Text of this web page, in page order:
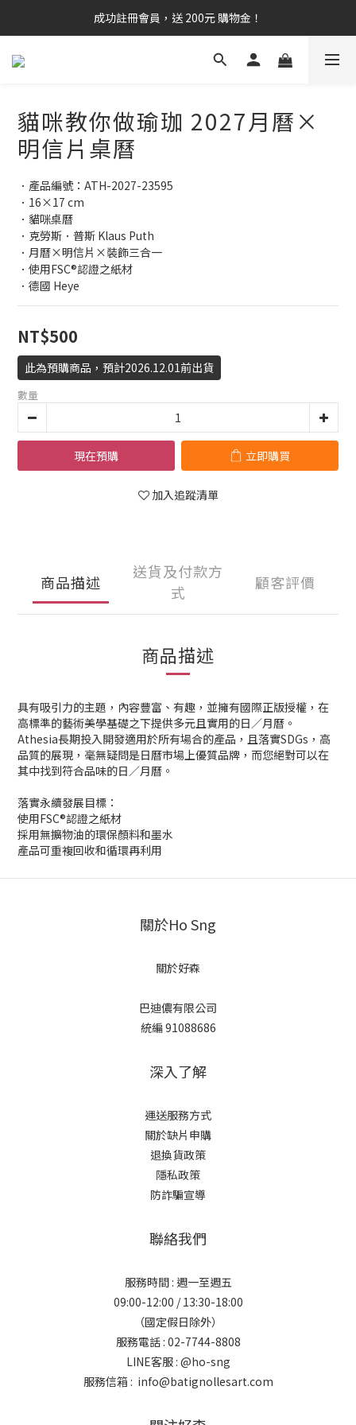
成功註冊會員，送 200元 購物金！
貓咪教你做瑜珈 2027月曆×
明信片桌曆
．產品編號：ATH-2027-23595
．16×17 cm
．貓咪桌曆
．克勞斯．普斯 Klaus Puth
．月曆×明信片×裝飾三合一
．使用FSC®認證之紙材
．德國 Heye
NT$500
此為預購商品，預計2026.12.01前出貨
數量
現在預購 立即購買
加入追蹤清單
商品描述
送貨及付款方
式
顧客評價
商品描述
具有吸引力的主題，內容豐富、有趣，並擁有國際正版授權，在
高標準的藝術美學基礎之下提供多元且實用的日／月曆。
Athesia長期投入開發適用於所有場合的產品，且落實SDGs，高
品質的展現，毫無疑問是日曆市場上優質品牌，而您絕對可以在
其中找到符合品味的日／月曆。
落實永續發展目標：
使用FSC®認證之紙材
採用無擴物油的環保顏料和墨水
產品可重複回收和循環再利用
關於Ho Sng
關於好森
巴迪儂有限公司
統編 91088686
深入了解
運送服務方式
關於缺片申購
退換貨政策
隱私政策
防詐騙宣導
聯絡我們
服務時間 : 週一至週五
09:00-12:00 / 13:30-18:00
（國定假日除外）
服務電話 : 02-7744-8808
LINE客服 : @ho-sng
服務信箱 : info@batignollesart.com